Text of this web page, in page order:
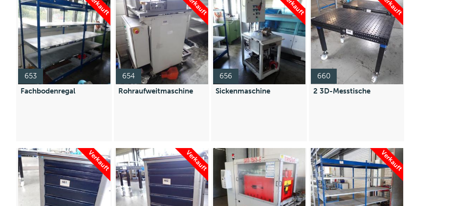
653
Fachbodenregal
654
Rohraufweitmaschine
656
Sickenmaschine
660
2 3D-Messtische
Verkauft Verkauft Verkauft